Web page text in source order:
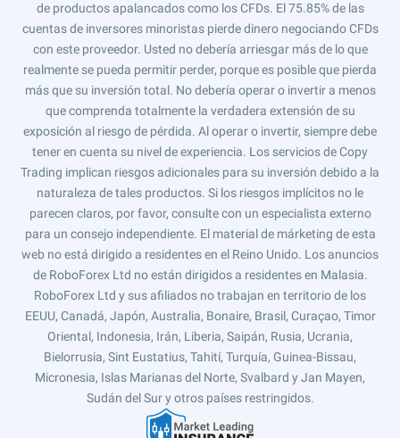
de productos apalancados como los CFDs. El 75.85% de las
cuentas de inversores minoristas pierde dinero negociando CFDs
con este proveedor. Usted no debería arriesgar más de lo que
realmente se pueda permitir perder, porque es posible que pierda
más que su inversión total. No debería operar o invertir a menos
que comprenda totalmente la verdadera extensión de su
exposición al riesgo de pérdida. Al operar o invertir, siempre debe
tener en cuenta su nivel de experiencia. Los servicios de Copy
Trading implican riesgos adicionales para su inversión debido a la
naturaleza de tales productos. Si los riesgos implícitos no le
parecen claros, por favor, consulte con un especialista externo
para un consejo independiente. El material de márketing de esta
web no está dirigido a residentes en el Reino Unido. Los anuncios
de RoboForex Ltd no están dirigidos a residentes en Malasia.
RoboForex Ltd y sus afiliados no trabajan en territorio de los
EEUU, Canadá, Japón, Australia, Bonaire, Brasil, Curaçao, Timor
Oriental, Indonesia, Irán, Liberia, Saipán, Rusia, Ucrania,
Bielorrusia, Sint Eustatius, Tahití, Turquía, Guinea-Bissau,
Micronesia, Islas Marianas del Norte, Svalbard y Jan Mayen,
Sudán del Sur y otros países restringidos.